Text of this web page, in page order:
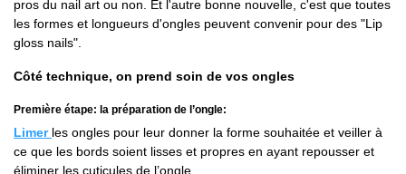
pros du nail art ou non. Et l'autre bonne nouvelle, c'est que toutes
les formes et longueurs d'ongles peuvent convenir pour des "Lip
gloss nails".
Côté technique, on prend soin de vos ongles
Première étape: la préparation de l’ongle:
Limer les ongles pour leur donner la forme souhaitée et veiller à
ce que les bords soient lisses et propres en ayant repousser et
éliminer les cuticules de l’ongle.